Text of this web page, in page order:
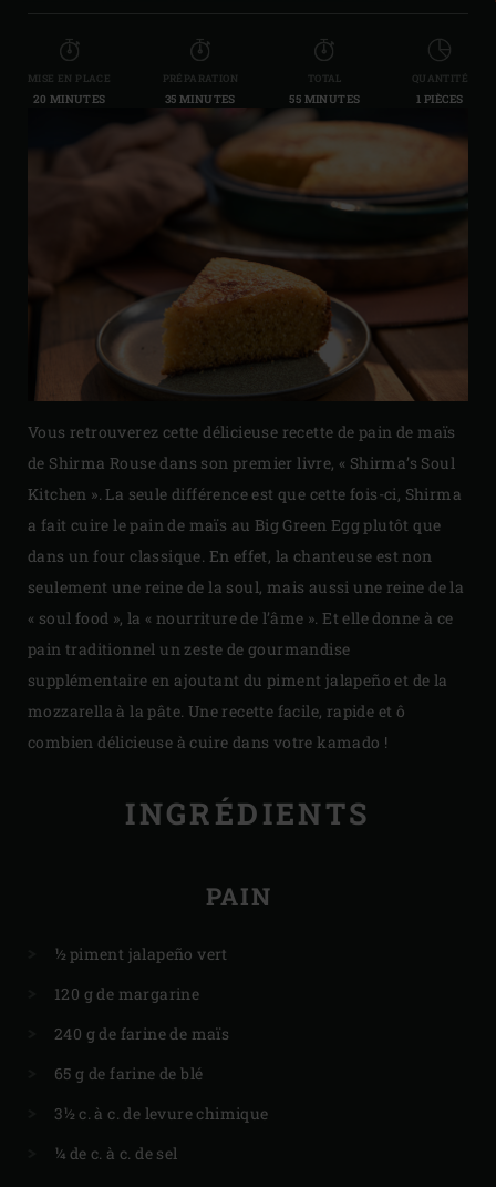
MISE EN PLACE
20 MINUTES
PRÉPARATION
35 MINUTES
TOTAL
55 MINUTES
QUANTITÉ
1 PIÈCES
Vous retrouverez cette délicieuse recette de pain de maïs
de Shirma Rouse dans son premier livre, « Shirma’s Soul
Kitchen ». La seule différence est que cette fois-ci, Shirma
a fait cuire le pain de maïs au Big Green Egg plutôt que
dans un four classique. En effet, la chanteuse est non
seulement une reine de la soul, mais aussi une reine de la
« soul food », la « nourriture de l’âme ». Et elle donne à ce
pain traditionnel un zeste de gourmandise
supplémentaire en ajoutant du piment jalapeño et de la
mozzarella à la pâte. Une recette facile, rapide et ô
combien délicieuse à cuire dans votre kamado !
INGRÉDIENTS
PAIN
½ piment jalapeño vert
120 g de margarine
240 g de farine de maïs
65 g de farine de blé
3½ c. à c. de levure chimique
¼ de c. à c. de sel